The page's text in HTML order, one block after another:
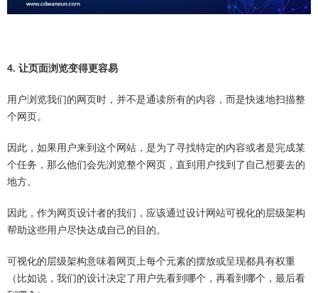
4. 让页面浏览变得更容易
用户浏览我们的网页时，并不是通读所有的内容，而是快速地扫描整
个网页。
因此，如果用户来到这个网站，是为了寻找特定的内容或者是完成某
个任务，那么他们会先浏览整个网页，直到用户找到了自己想要去的
地方。
因此，作为网页设计者的我们，应该通过设计网站可视化的层级架构
帮助这些用户尽快达成自己的目的。
可视化的层级架构意味着网页上每个元素的摆放或呈现都具有权重
（比如说，我们的设计决定了用户先看到哪个，再看到哪个，最后看